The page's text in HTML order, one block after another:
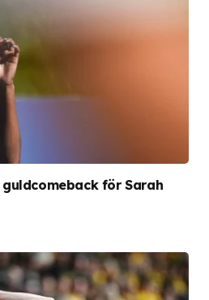
för Sarah